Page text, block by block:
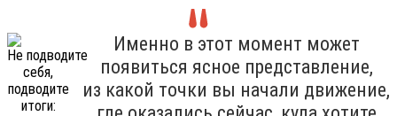
Именно в этот момент может
появиться ясное представление,
из какой точки вы начали движение,